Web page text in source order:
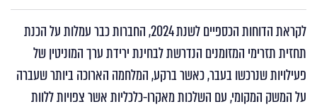
קריאה
פרסום
לקראת הדוחות הכספיים לשנת 2024, החברות כבר עמלות על הכנת
תחזית תזרימי המזומנים הנדרשת לבחינת ירידת ערך המוניטין של
פעילויות שנרכשו בעבר, כאשר ברקע, המלחמה הארוכה ביותר שעברה
על המשק המקומי, עם השלכות מאקרו-כלכליות אשר צפויות ללוות